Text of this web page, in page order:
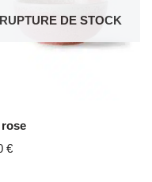
RUPTURE DE STOCK
€